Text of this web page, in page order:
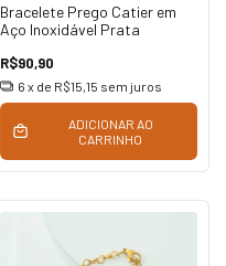
Bracelete Prego Catier em
Aço Inoxidável Prata
R$90,90
6 x de R$15,15 sem juros
ADICIONAR AO
CARRINHO